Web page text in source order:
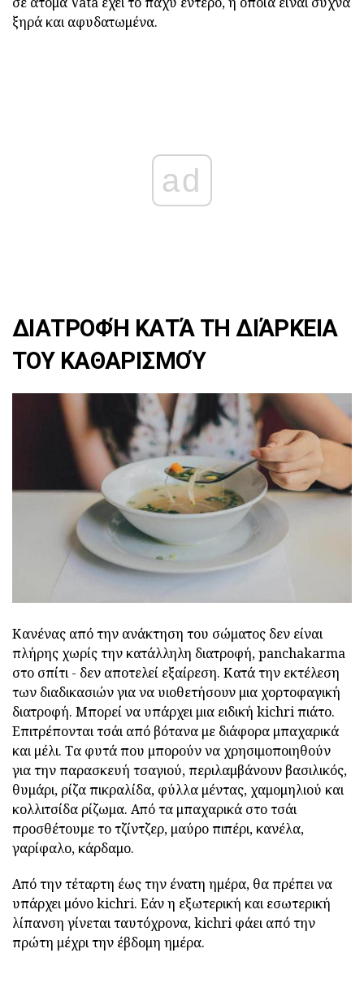
ξηρά και αφυδατωμένα.
ad
ΔΙΑΤΡΟΦΉ ΚΑΤΆ ΤΗ ΔΙΆΡΚΕΙΑ
ΤΟΥ ΚΑΘΑΡΙΣΜΟΎ
Κανένας από την ανάκτηση του σώματος δεν είναι
πλήρης χωρίς την κατάλληλη διατροφή, panchakarma
στο σπίτι - δεν αποτελεί εξαίρεση. Κατά την εκτέλεση
των διαδικασιών για να υιοθετήσουν μια χορτοφαγική
διατροφή. Μπορεί να υπάρχει μια ειδική kichri πιάτο.
Επιτρέπονται τσάι από βότανα με διάφορα μπαχαρικά
και μέλι. Τα φυτά που μπορούν να χρησιμοποιηθούν
για την παρασκευή τσαγιού, περιλαμβάνουν βασιλικός,
θυμάρι, ρίζα πικραλίδα, φύλλα μέντας, χαμομηλιού και
κολλιτσίδα ρίζωμα. Από τα μπαχαρικά στο τσάι
προσθέτουμε το τζίντζερ, μαύρο πιπέρι, κανέλα,
γαρίφαλο, κάρδαμο.
Από την τέταρτη έως την ένατη ημέρα, θα πρέπει να
υπάρχει μόνο kichri. Εάν η εξωτερική και εσωτερική
λίπανση γίνεται ταυτόχρονα, kichri φάει από την
πρώτη μέχρι την έβδομη ημέρα.